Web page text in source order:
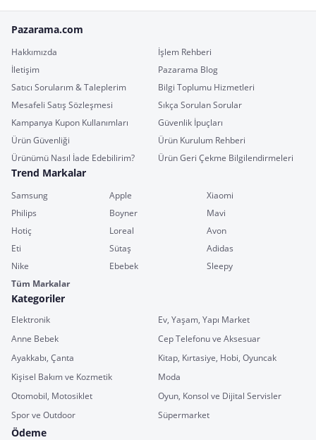
Pazarama.com
Hakkımızda
İşlem Rehberi
İletişim
Pazarama Blog
Satıcı Sorularım & Taleplerim
Bilgi Toplumu Hizmetleri
Mesafeli Satış Sözleşmesi
Sıkça Sorulan Sorular
Kampanya Kupon Kullanımları
Güvenlik İpuçları
Ürün Güvenliği
Ürün Kurulum Rehberi
Ürünümü Nasıl İade Edebilirim?
Ürün Geri Çekme Bilgilendirmeleri
Trend Markalar
Samsung Apple
Xiaomi
Philips
Boyner
Mavi
Hotiç
Loreal
Avon
Eti
Sütaş
Adidas
Nike
Ebebek
Sleepy
Tüm Markalar
Kategoriler
Elektronik
Ev, Yaşam, Yapı Market
Anne Bebek
Cep Telefonu ve Aksesuar
Ayakkabı, Çanta
Kitap, Kırtasiye, Hobi, Oyuncak
Kişisel Bakım ve Kozmetik
Moda
Otomobil, Motosiklet
Oyun, Konsol ve Dijital Servisler
Spor ve Outdoor
Süpermarket
Ödeme